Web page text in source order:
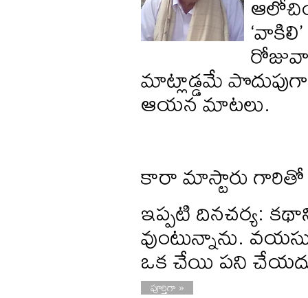
మాట్లాడ్డమే
ఆయన మాటలు.
కారా మాస్టారు గారితో
ఇప్పటి దినచర్య:
వుంటున్నాను.
ఒక చేయి పని
పూర్తిగా »